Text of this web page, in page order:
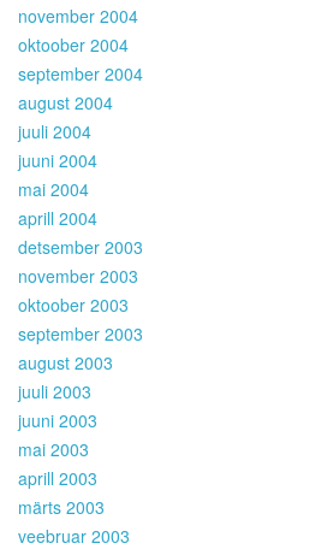
november 2004
oktoober 2004
september 2004
august 2004
juuli 2004
juuni 2004
mai 2004
aprill 2004
detsember 2003
november 2003
oktoober 2003
september 2003
august 2003
juuli 2003
juuni 2003
mai 2003
aprill 2003
märts 2003
veebruar 2003